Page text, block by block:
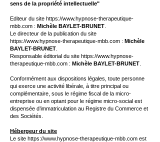
sens de la propriété intellectuelle"
​Editeur du site https://www.hypnose-therapeutique-
mbb.com : Michèle BAYLET-BRUNET
Le directeur de la publication du site
https://www.hypnose-therapeutique-mbb.com : Michèle
BAYLET-BRUNET
Responsable éditorial du site https://www.hypnose-
therapeutique-mbb.com : Michèle BAYLET-BRUNET
Conformément aux dispositions légales, toute personne
qui exerce une activité libérale, à titre principal ou
complémentaire, sous le régime fiscal de la micro-
entreprise ou en optant pour le régime micro-social est
dispensée d’immatriculation au Registre du Commerce et
des Sociétés.
Hébergeur du site
Le site https://www.hypnose-therapeutique-mbb.com est